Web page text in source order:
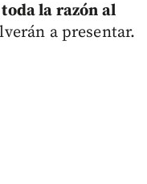
la razón al
a presentar.